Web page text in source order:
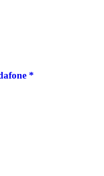
*